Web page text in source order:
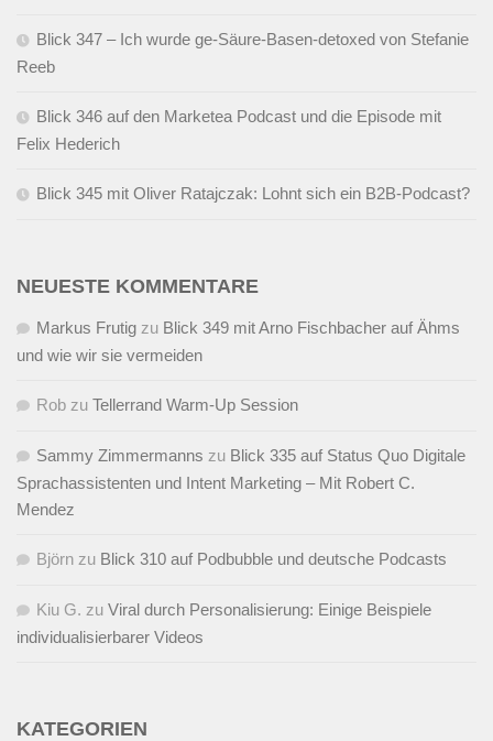
Blick 347 – Ich wurde ge-Säure-Basen-detoxed von Stefanie
Reeb
Blick 346 auf den Marketea Podcast und die Episode mit
Felix Hederich
Blick 345 mit Oliver Ratajczak: Lohnt sich ein B2B-Podcast?
NEUESTE KOMMENTARE
Markus Frutig zu Blick 349 mit Arno Fischbacher auf Ähms
und wie wir sie vermeiden
Rob zu Tellerrand Warm-Up Session
Sammy Zimmermanns zu Blick 335 auf Status Quo Digitale
Sprachassistenten und Intent Marketing – Mit Robert C.
Mendez
Björn zu Blick 310 auf Podbubble und deutsche Podcasts
Kiu G. zu Viral durch Personalisierung: Einige Beispiele
individualisierbarer Videos
KATEGORIEN